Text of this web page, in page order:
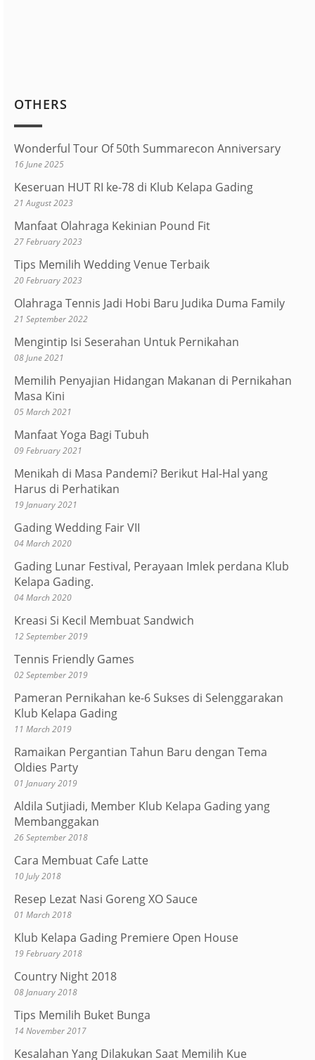
OTHERS
Wonderful Tour Of 50th Summarecon Anniversary
16 June 2025
Keseruan HUT RI ke-78 di Klub Kelapa Gading
21 August 2023
Manfaat Olahraga Kekinian Pound Fit
27 February 2023
Tips Memilih Wedding Venue Terbaik
20 February 2023
Olahraga Tennis Jadi Hobi Baru Judika Duma Family
21 September 2022
Mengintip Isi Seserahan Untuk Pernikahan
08 June 2021
Memilih Penyajian Hidangan Makanan di Pernikahan
Masa Kini
05 March 2021
Manfaat Yoga Bagi Tubuh
09 February 2021
Menikah di Masa Pandemi? Berikut Hal-Hal yang
Harus di Perhatikan
19 January 2021
Gading Wedding Fair VII
04 March 2020
Gading Lunar Festival, Perayaan Imlek perdana Klub
Kelapa Gading.
04 March 2020
Kreasi Si Kecil Membuat Sandwich
12 September 2019
Tennis Friendly Games
02 September 2019
Pameran Pernikahan ke-6 Sukses di Selenggarakan
Klub Kelapa Gading
11 March 2019
Ramaikan Pergantian Tahun Baru dengan Tema
Oldies Party
01 January 2019
Aldila Sutjiadi, Member Klub Kelapa Gading yang
Membanggakan
26 September 2018
Cara Membuat Cafe Latte
10 July 2018
Resep Lezat Nasi Goreng XO Sauce
01 March 2018
Klub Kelapa Gading Premiere Open House
19 February 2018
Country Night 2018
08 January 2018
Tips Memilih Buket Bunga
14 November 2017
Kesalahan Yang Dilakukan Saat Memilih Kue